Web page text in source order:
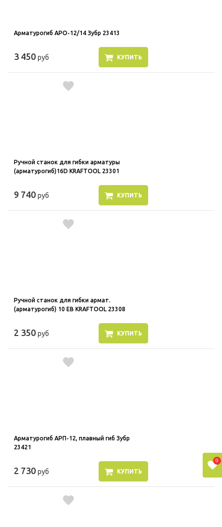
Арматурогиб АРО-12/14 Зубр 23413
3 450 руб КУПИТЬ
Ручной станок для гибки арматуры
(арматурогиб)16D KRAFTOOL 23301
9 740 руб КУПИТЬ
Ручной станок для гибки армат.
(арматурогиб) 10 EB KRAFTOOL 23308
2 350 руб КУПИТЬ
Арматурогиб АРП-12, плавный гиб Зубр
23421
2 730 руб КУПИТЬ
0